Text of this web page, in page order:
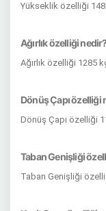
Yükseklik özelliği
Ağırlık özelliği
Ağırlık özelliği 1285
Dönüş Çapı özelliği
Dönüş Çapı özelliği
Taban Genişliği
Taban Genişliği